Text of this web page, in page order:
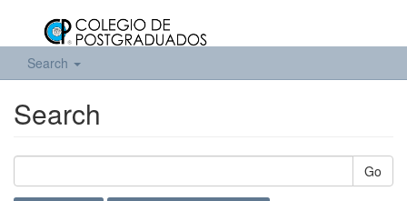
Search
Search
Go